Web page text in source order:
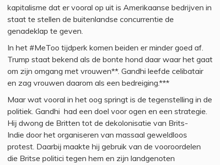
kapitalisme dat er vooral op uit is Amerikaanse bedrijven in
staat te stellen de buitenlandse concurrentie de
genadeklap te geven.
In het #MeToo tijdperk komen beiden er minder goed af.
Trump staat bekend als de bonte hond daar waar het gaat
om zijn omgang met vrouwen**. Gandhi leefde celibatair
en zag vrouwen daarom als een bedreiging.***
Maar wat vooral in het oog springt is de tegenstelling in de
politiek. Gandhi had een doel voor ogen en een strategie.
Hij dwong de Britten tot de dekolonisatie van Brits-
Indie door het organiseren van massaal geweldloos
protest. Daarbij maakte hij gebruik van de vooroordelen
die Britse politici tegen hem en zijn landgenoten